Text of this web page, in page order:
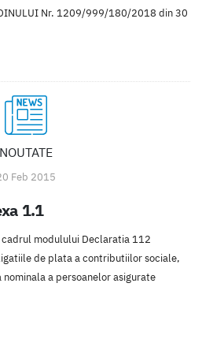
Nr. 1209/999/180/2018 din 30
NOUTATE
Feb 2015
1.1
modulului Declaratia 112
de plata a contributiilor sociale,
a persoanelor asigurate